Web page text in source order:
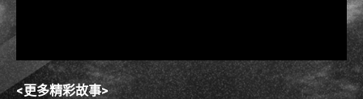
<更多精彩故事>